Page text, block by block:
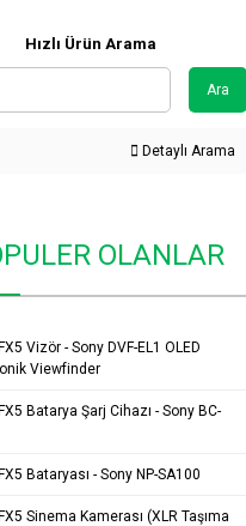
Hızlı Ürün Arama
Ara
Detaylı Arama
OLANLAR
Vizör - Sony DVF-EL1 OLED
Viewfinder
Batarya Şarj Cihazı - Sony BC-
Bataryası - Sony NP-SA100
Sinema Kamerası (XLR Taşıma